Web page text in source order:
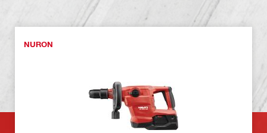
NURON